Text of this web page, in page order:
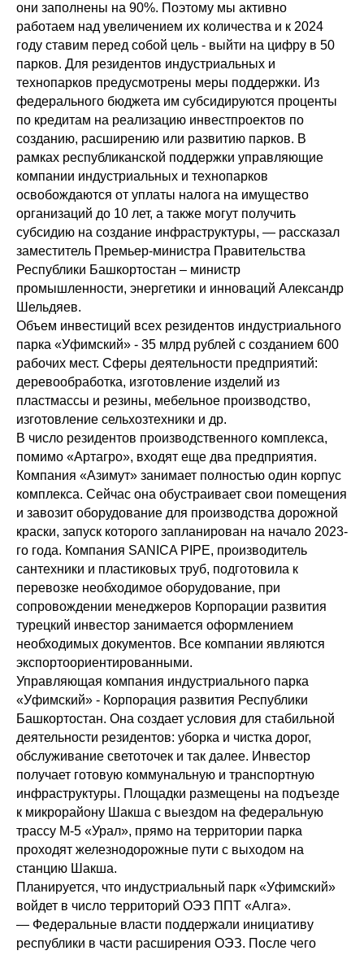
они заполнены на 90%. Поэтому мы активно
работаем над увеличением их количества и к 2024
году ставим перед собой цель - выйти на цифру в 50
парков. Для резидентов индустриальных и
технопарков предусмотрены меры поддержки. Из
федерального бюджета им субсидируются проценты
по кредитам на реализацию инвестпроектов по
созданию, расширению или развитию парков. В
рамках республиканской поддержки управляющие
компании индустриальных и технопарков
освобождаются от уплаты налога на имущество
организаций до 10 лет, а также могут получить
субсидию на создание инфраструктуры, — рассказал
заместитель Премьер-министра Правительства
Республики Башкортостан – министр
промышленности, энергетики и инноваций Александр
Шельдяев.
Объем инвестиций всех резидентов индустриального
парка «Уфимский» - 35 млрд рублей с созданием 600
рабочих мест. Сферы деятельности предприятий:
деревообработка, изготовление изделий из
пластмассы и резины, мебельное производство,
изготовление сельхозтехники и др.
В число резидентов производственного комплекса,
помимо «Артагро», входят еще два предприятия.
Компания «Азимут» занимает полностью один корпус
комплекса. Сейчас она обустраивает свои помещения
и завозит оборудование для производства дорожной
краски, запуск которого запланирован на начало 2023-
го года. Компания SANICA PIPE, производитель
сантехники и пластиковых труб, подготовила к
перевозке необходимое оборудование, при
сопровождении менеджеров Корпорации развития
турецкий инвестор занимается оформлением
необходимых документов. Все компании являются
экспортоориентированными.
Управляющая компания индустриального парка
«Уфимский» - Корпорация развития Республики
Башкортостан. Она создает условия для стабильной
деятельности резидентов: уборка и чистка дорог,
обслуживание светоточек и так далее. Инвестор
получает готовую коммунальную и транспортную
инфраструктуры. Площадки размещены на подъезде
к микрорайону Шакша с выездом на федеральную
трассу М-5 «Урал», прямо на территории парка
проходят железнодорожные пути с выходом на
станцию Шакша.
Планируется, что индустриальный парк «Уфимский»
войдет в число территорий ОЭЗ ППТ «Алга».
— Федеральные власти поддержали инициативу
республики в части расширения ОЭЗ. После чего